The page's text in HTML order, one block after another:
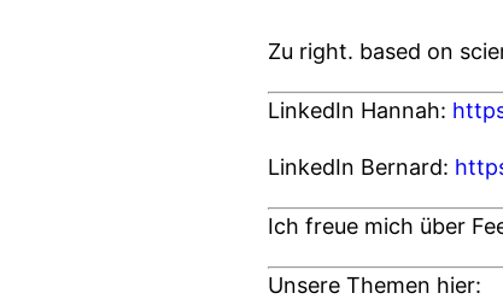
Zu right. based on
LinkedIn Hannah:
LinkedIn Bernard:
Ich freue mich über
Unsere Themen hier: